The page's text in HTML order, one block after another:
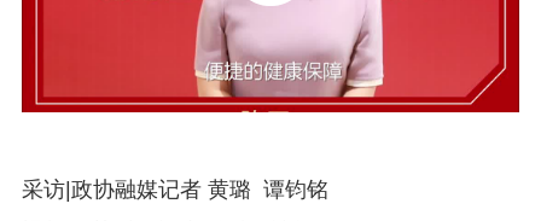
采访|政协融媒记者 黄璐 谭钧铭